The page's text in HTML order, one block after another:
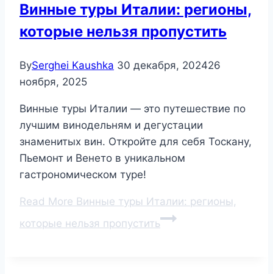
Винные туры Италии: регионы,
которые нельзя пропустить
BySerghei Kaushka 30 декабря, 202426
ноября, 2025
Винные туры Италии — это путешествие по
лучшим винодельням и дегустации
знаменитых вин. Откройте для себя Тоскану,
Пьемонт и Венето в уникальном
гастрономическом туре!
Read More Винные туры Италии: регионы,
которые нельзя пропустить